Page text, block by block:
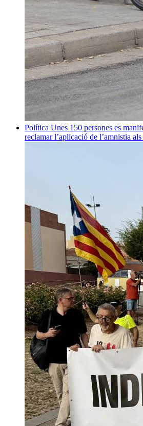
Política Unes 150 persones es
reclamar l’aplicació de l’amnistia